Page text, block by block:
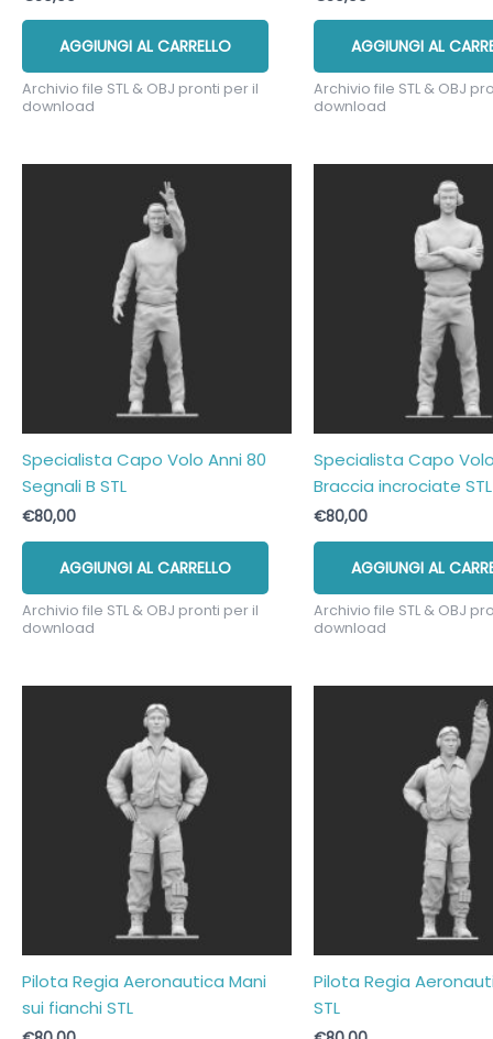
AGGIUNGI AL CARRELLO
Archivio file STL & OBJ pronti per il
download
AGGIUNGI AL
Archivio file STL & OBJ
download
Specialista Capo Volo Anni 80
Segnali B STL
€80,00
AGGIUNGI AL CARRELLO
Archivio file STL & OBJ pronti per il
download
Specialista Capo
Braccia incrociate STL
€80,00
AGGIUNGI AL
Archivio file STL & OBJ
download
Pilota Regia Aeronautica Mani
sui fianchi STL
Pilota Regia
STL